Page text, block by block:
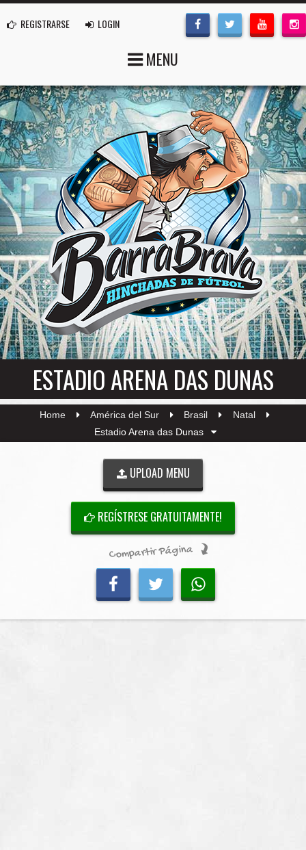
REGISTRARSE LOGIN
MENU
ESTADIO ARENA DAS DUNAS
Home América del Sur Brasil
Natal
Estadio Arena das Dunas
UPLOAD MENU
REGÍSTRESE GRATUITAMENTE!
Compartir Página